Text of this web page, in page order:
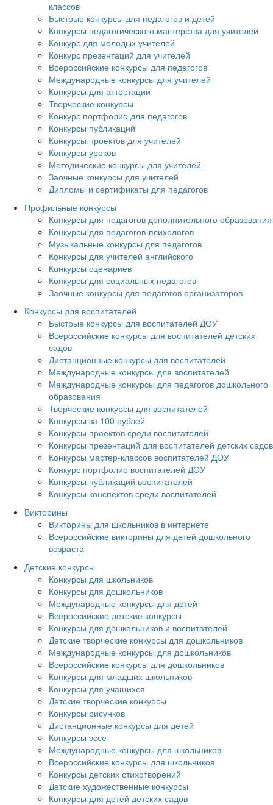
классов
Быстрые конкурсы для педагогов и детей
Конкурсы педагогического мастерства для учителей
Конкурс для молодых учителей
Конкурс презентаций для учителей
Всероссийские конкурсы для педагогов
Международные конкурсы для учителей
Конкурсы для аттестации
Творческие конкурсы
Конкурс портфолио для педагогов
Конкурсы публикаций
Конкурсы проектов для учителей
Конкурсы уроков
Методические конкурсы для учителей
Заочные конкурсы для учителей
Дипломы и сертификаты для педагогов
Профильные конкурсы
Конкурсы для педагогов дополнительного образования
Конкурсы для педагогов-психологов
Музыкальные конкурсы для педагогов
Конкурсы для учителей английского
Конкурсы сценариев
Конкурсы для социальных педагогов
Заочные конкурсы для педагогов организаторов
Конкурсы для воспитателей
Быстрые конкурсы для воспитателей ДОУ
Всероссийские конкурсы для воспитателей детских
садов
Дистанционные конкурсы для воспитателей
Международные конкурсы для воспитателей
Международные конкурсы для педагогов дошкольного
образования
Творческие конкурсы для воспитателей
Конкурсы за 100 рублей
Конкурсы проектов среди воспитателей
Конкурсы презентаций для воспитателей детских садов
Конкурсы мастер-классов воспитателей ДОУ
Конкурс портфолио воспитателей ДОУ
Конкурсы публикаций воспитателей
Конкурсы конспектов среди воспитателей
Викторины
Викторины для школьников в интернете
Всероссийские викторины для детей дошкольного
возраста
Детские конкурсы
Конкурсы для школьников
Конкурсы для дошкольников
Международные конкурсы для детей
Всероссийские детские конкурсы
Конкурсы для дошкольников и воспитателей
Детские творческие конкурсы для дошкольников
Международные конкурсы для дошкольников
Всероссийские конкурсы для дошкольников
Конкурсы для младших школьников
Конкурсы для учащихся
Детские творческие конкурсы
Конкурсы рисунков
Дистанционные конкурсы для детей
Конкурсы эссе
Международные конкурсы для школьников
Всероссийские конкурсы для школьников
Конкурсы детских стихотворений
Детские художественные конкурсы
Конкурсы для детей детских садов